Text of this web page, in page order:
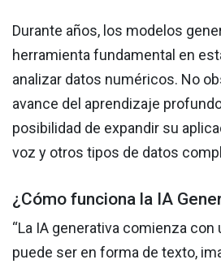
Durante años, los modelos
herramienta fundamental en
analizar datos numéricos. No
avance del aprendizaje
posibilidad de expandir su
voz y otros tipos de datos
¿Cómo funciona la IA
“La IA generativa comienza
puede ser en forma de texto,